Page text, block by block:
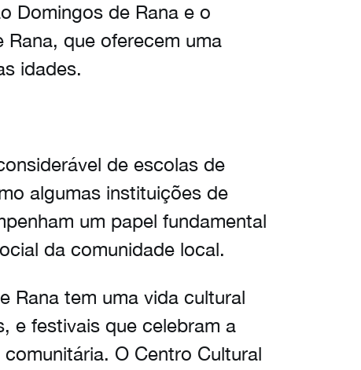
Domingos de Rana e o
que oferecem uma
idades.
de escolas de
algumas instituições de
um papel fundamental
da comunidade local.
Rana tem uma vida cultural
e festivais que celebram a
O Centro Cultural